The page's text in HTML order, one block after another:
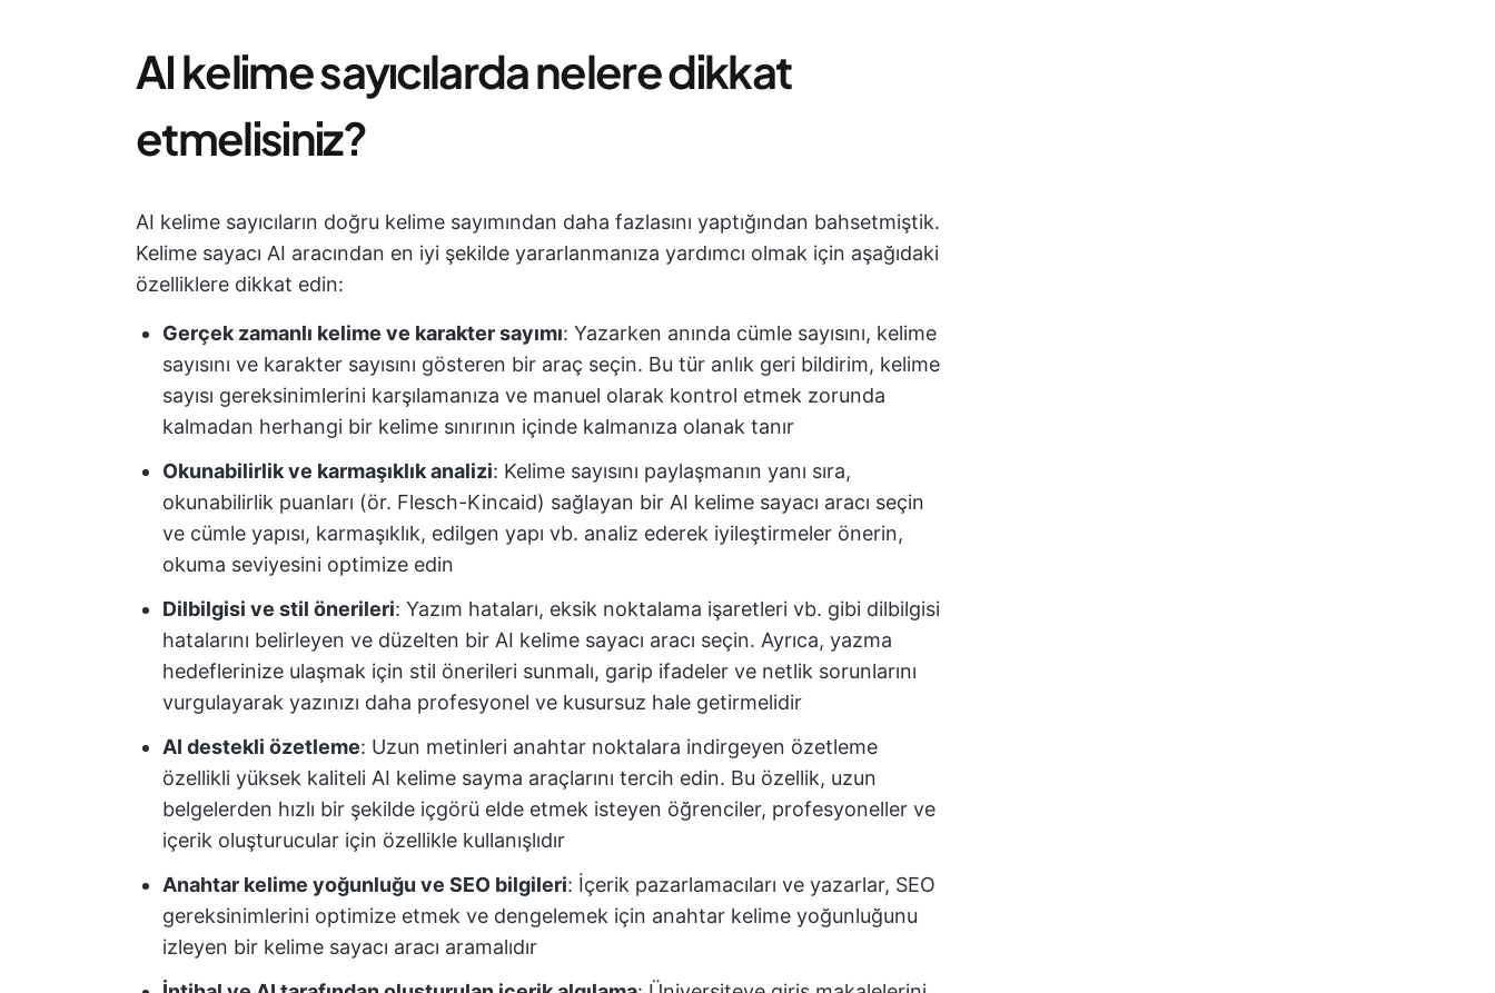
AI kelime sayıcılarda nelere dikkat
etmelisiniz?
AI kelime sayıcıların doğru kelime sayımından daha fazlasını yaptığından bahsetmiştik.
Kelime sayacı AI aracından en iyi şekilde yararlanmanıza yardımcı olmak için aşağıdaki
özelliklere dikkat edin:
Gerçek zamanlı kelime ve karakter sayımı: Yazarken anında cümle sayısını, kelime
sayısını ve karakter sayısını gösteren bir araç seçin. Bu tür anlık geri bildirim, kelime
sayısı gereksinimlerini karşılamanıza ve manuel olarak kontrol etmek zorunda
kalmadan herhangi bir kelime sınırının içinde kalmanıza olanak tanır
Okunabilirlik ve karmaşıklık analizi: Kelime sayısını paylaşmanın yanı sıra,
okunabilirlik puanları (ör. Flesch-Kincaid) sağlayan bir AI kelime sayacı aracı seçin
ve cümle yapısı, karmaşıklık, edilgen yapı vb. analiz ederek iyileştirmeler önerin,
okuma seviyesini optimize edin
Dilbilgisi ve stil önerileri: Yazım hataları, eksik noktalama işaretleri vb. gibi dilbilgisi
hatalarını belirleyen ve düzelten bir AI kelime sayacı aracı seçin. Ayrıca, yazma
hedeflerinize ulaşmak için stil önerileri sunmalı, garip ifadeler ve netlik sorunlarını
vurgulayarak yazınızı daha profesyonel ve kusursuz hale getirmelidir
AI destekli özetleme: Uzun metinleri anahtar noktalara indirgeyen özetleme
özellikli yüksek kaliteli AI kelime sayma araçlarını tercih edin. Bu özellik, uzun
belgelerden hızlı bir şekilde içgörü elde etmek isteyen öğrenciler, profesyoneller ve
içerik oluşturucular için özellikle kullanışlıdır
Anahtar kelime yoğunluğu ve SEO bilgileri: İçerik pazarlamacıları ve yazarlar, SEO
gereksinimlerini optimize etmek ve dengelemek için anahtar kelime yoğunluğunu
izleyen bir kelime sayacı aracı aramalıdır